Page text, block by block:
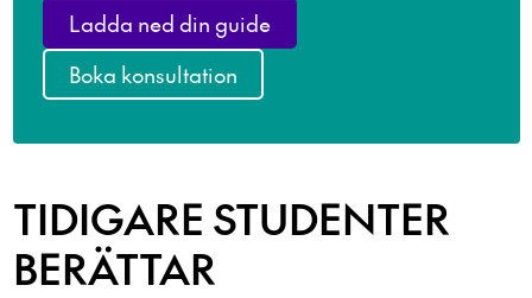
Ladda ned din guide
Boka konsultation
TIDIGARE STUDENTER
BERÄTTAR